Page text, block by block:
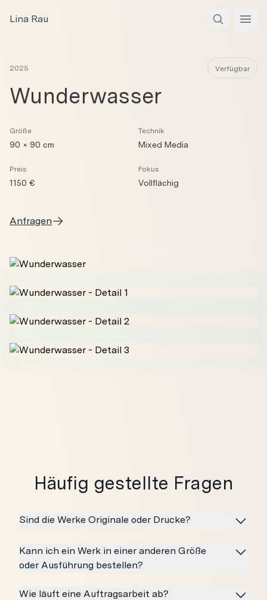
Lina Rau
2025 Verfügbar
Wunderwasser
Größe
90 × 90 cm
Technik
Mixed Media
Preis
1150 €
Fokus
Vollflächig
Anfragen
Häufig gestellte Fragen
Sind die Werke Originale oder Drucke?
Kann ich ein Werk in einer anderen Größe
oder Ausführung bestellen?
Wie läuft eine Auftragsarbeit ab?